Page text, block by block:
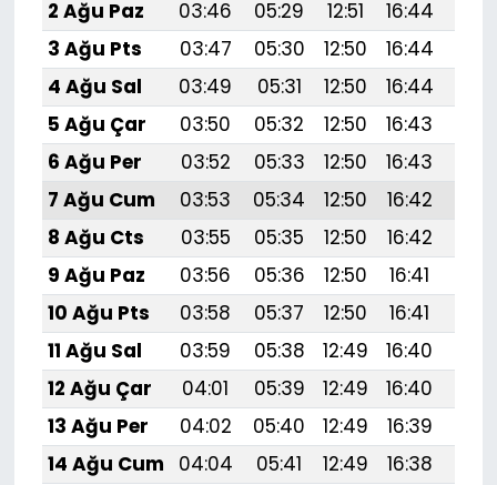
2 Ağu Paz
03:46 05:29 12:51 16:44
3 Ağu Pts
03:47 05:30 12:50 16:44
4 Ağu Sal
03:49 05:31 12:50 16:44
5 Ağu Çar
03:50 05:32 12:50 16:43
6 Ağu Per
03:52 05:33 12:50 16:43
7 Ağu Cum
03:53 05:34 12:50 16:42
8 Ağu Cts
03:55 05:35 12:50 16:42
9 Ağu Paz
03:56 05:36 12:50 16:41
10 Ağu Pts
03:58 05:37 12:50 16:41
11 Ağu Sal
03:59 05:38 12:49 16:40
12 Ağu Çar
04:01 05:39 12:49 16:40
13 Ağu Per
04:02 05:40 12:49 16:39
14 Ağu Cum
04:04 05:41 12:49 16:38